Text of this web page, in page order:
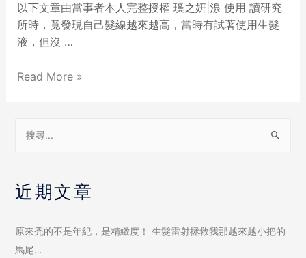
以下文章由當事者本人完整授權 璞之妍|湶 使用 讀研究
所時，竟發現自己髮線越來越高，當時有試著使用生髮
液，但沒 …
Read More »
近期文章
原來禿的不是年紀，是精緻度！ 生髮雷射拯救我那越來越小把的
馬尾…